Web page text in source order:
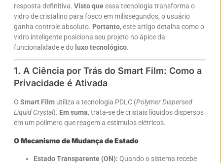
resposta definitiva. Visto queessa tecnologia transforma o
vidro de cristalino para fosco em milissegundos, o usuário
ganha controle absoluto. Portanto, este artigo detalha como o
vidro inteligente posiciona seu projeto no ápice da
funcionalidade e do luxo tecnológico.
1. A Ciência por Trás do Smart Film: Como a
Privacidade é Ativada
O Smart Film utiliza a tecnologia PDLC (Polymer Dispersed
Liquid Crystal). Em suma, trata-se de cristais líquidos dispersos
em um polímero que reagem a estímulos elétricos.
O Mecanismo de Mudança de Estado
Estado Transparente (ON): Quando o sistema recebe